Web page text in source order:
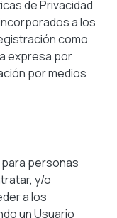
de Privacidad
a los
como
expresa por
por medios
personas
y/o
a los
un Usuario